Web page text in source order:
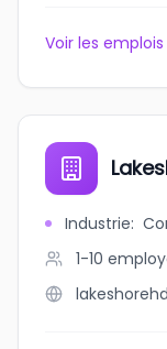
Voir les
Industrie:
1-10